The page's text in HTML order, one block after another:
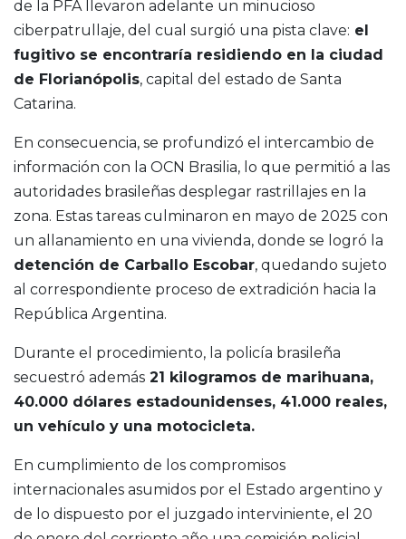
de la PFA llevaron adelante un minucioso
ciberpatrullaje, del cual surgió una pista clave: el
fugitivo se encontraría residiendo en la ciudad
de Florianópolis, capital del estado de Santa
Catarina.
En consecuencia, se profundizó el intercambio de
información con la OCN Brasilia, lo que permitió a las
autoridades brasileñas desplegar rastrillajes en la
zona. Estas tareas culminaron en mayo de 2025 con
un allanamiento en una vivienda, donde se logró la
detención de Carballo Escobar, quedando sujeto
al correspondiente proceso de extradición hacia la
República Argentina.
Durante el procedimiento, la policía brasileña
secuestró además 21 kilogramos de marihuana,
40.000 dólares estadounidenses, 41.000 reales,
un vehículo y una motocicleta.
En cumplimiento de los compromisos
internacionales asumidos por el Estado argentino y
de lo dispuesto por el juzgado interviniente, el 20